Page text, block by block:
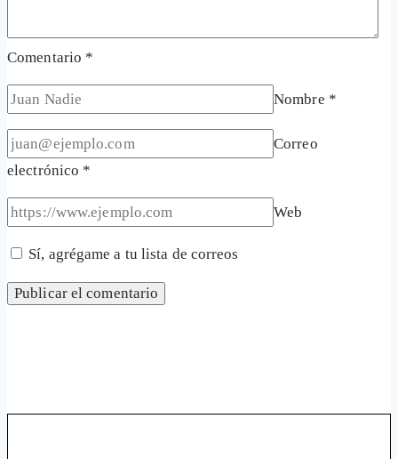
Comentario *
Nombre *
Correo
electrónico *
Web
Sí, agrégame a tu lista de correos